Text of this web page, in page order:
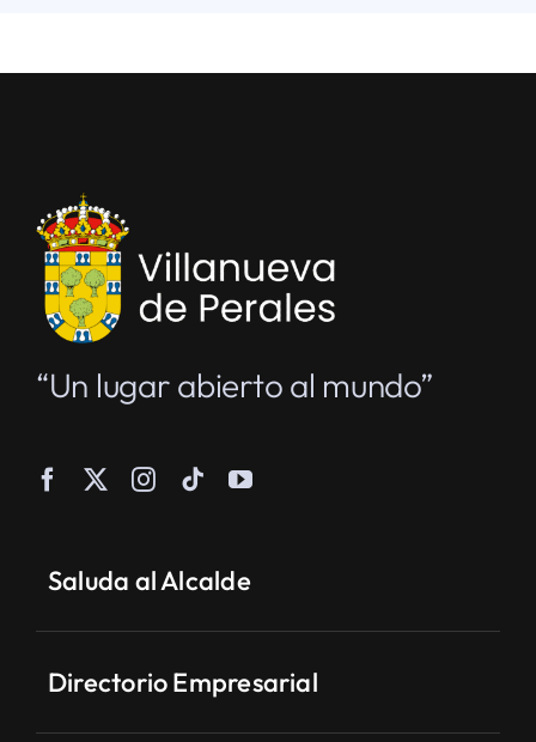
“Un lugar abierto al mundo”
Saluda al Alcalde
Directorio Empresarial